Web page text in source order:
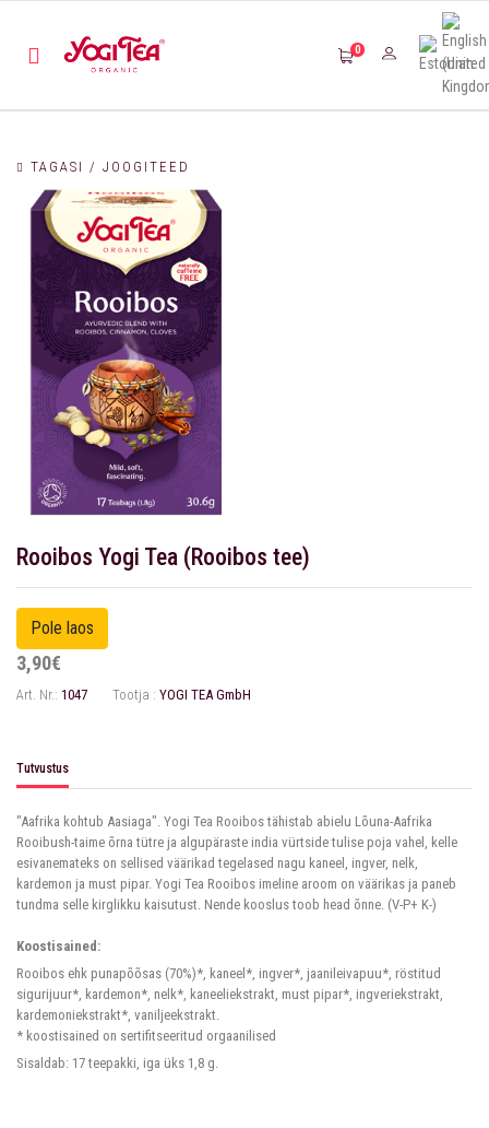
0
TAGASI / JOOGITEED
Rooibos Yogi Tea (Rooibos tee)
3,90€
Art. Nr.: 1047 Tootja : YOGI TEA GmbH
Tutvustus
"Aafrika kohtub Aasiaga". Yogi Tea Rooibos tähistab abielu Lõuna-Aafrika
Rooibush-taime õrna tütre ja algupäraste india vürtside tulise poja vahel, kelle
esivanemateks on sellised väärikad tegelased nagu kaneel, ingver, nelk,
kardemon ja must pipar. Yogi Tea Rooibos imeline aroom on väärikas ja paneb
tundma selle kirglikku kaisutust. Nende kooslus toob head õnne. (V-P+ K-)
Koostisained:
Rooibos ehk punapõõsas (70%)*, kaneel*, ingver*, jaanileivapuu*, röstitud
sigurijuur*, kardemon*, nelk*, kaneeliekstrakt, must pipar*, ingveriekstrakt,
kardemoniekstrakt*, vaniljeekstrakt.
* koostisained on sertifitseeritud orgaanilised
Sisaldab: 17 teepakki, iga üks 1,8 g.